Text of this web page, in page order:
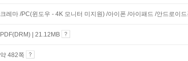
크레마 /PC(윈도우 - 4K 모니터 미지원) /아이폰 /아이패드 /안드로이
PDF(DRM) | 21.12MB
약 482쪽